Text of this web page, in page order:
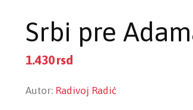
Srbi pre
1.430rsd
Autor: Radivoj Radić